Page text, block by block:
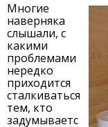
Многие
наверняка
слышали, с
какими
проблемами
нередко
приходится
сталкиваться
тем, кто
задумываетс